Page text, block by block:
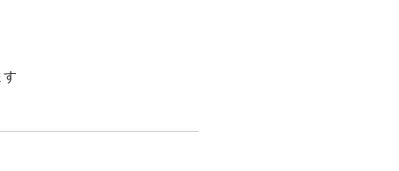
す